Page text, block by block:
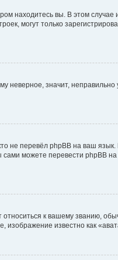
находитесь вы. В этом
могут только
неверное, значит,
не перевёл phpBB на ваш
сами можете перевести
к вашему званию,
известно как